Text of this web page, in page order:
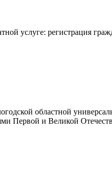
услуге: регистрация
областной
Первой и Великой